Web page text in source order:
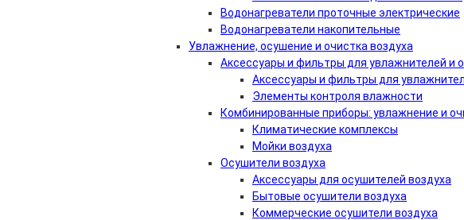
Водонагреватели проточные электрические
Водонагреватели накопительные
Увлажнение, осушение и очистка воздуха
Аксессуары и фильтры для увлажнителей и
Аксессуары и фильтры для
Элементы контроля влажности
Комбинированные приборы: увлажнение и
Климатические комплексы
Мойки воздуха
Осушители воздуха
Аксессуары для осушителей воздуха
Бытовые осушители воздуха
Коммерческие осушители воздуха